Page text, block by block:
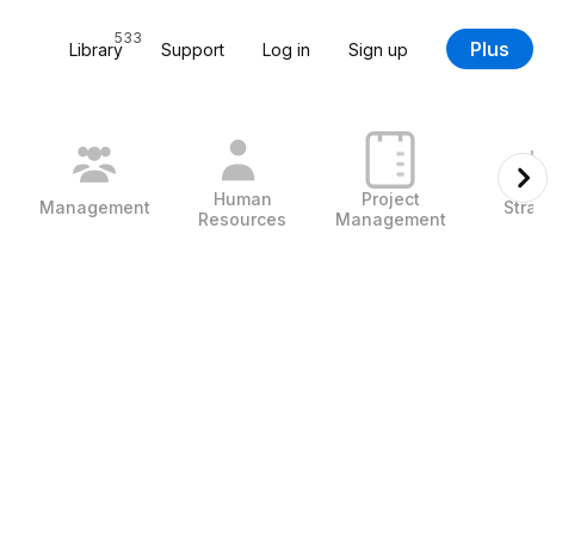
Library
533
Support Log in Sign up Plus
Management
Human
Resources
Project
Management